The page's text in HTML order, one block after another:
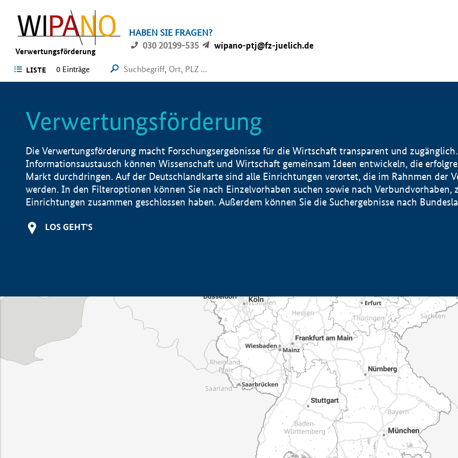
Verwertungsförderung
HABEN SIE FRAGEN?
030 20199-535
wipano-ptj@fz-juelich.de
LISTE 0 Einträge
Verwertungsförderung
Die Verwertungsförderung macht Forschungsergebnisse für die Wirtschaft transparent und
Informationsaustausch können Wissenschaft und Wirtschaft gemeinsam Ideen entwickeln, die
Markt durchdringen. Auf der Deutschlandkarte sind alle Einrichtungen verortet, die im Rahnmen der
werden. In den Filteroptionen können Sie nach Einzelvorhaben suchen sowie nach Verbundvorhaben,
Einrichtungen zusammen geschlossen haben. Außerdem können Sie die Suchergebnisse nach
LOS GEHT'S